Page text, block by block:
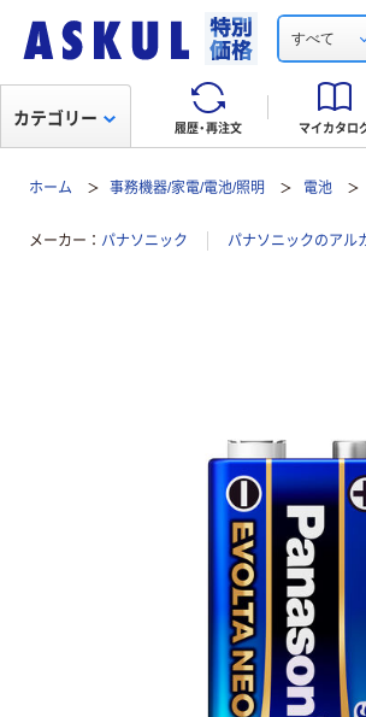
すべて
履歴・再注文 マイカタロ
カテゴリー
ホーム 事務機器/家電/電池/照明 電池
メーカー パナソニック パナソニックのアル